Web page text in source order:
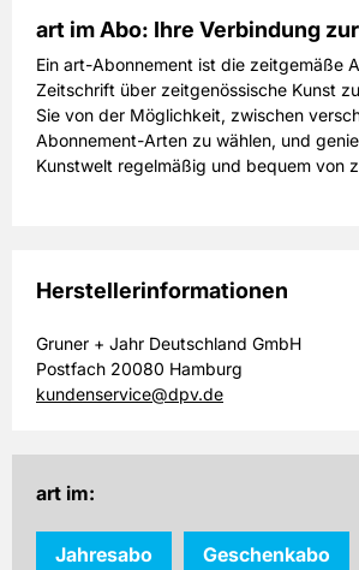
art im Abo: Ihre Verbindung
Ein art-Abonnement ist die zeitgemäße
Zeitschrift über zeitgenössische Kunst
Sie von der Möglichkeit, zwischen
Abonnement-Arten zu wählen, und
Kunstwelt regelmäßig und bequem von
Herstellerinformationen
Gruner + Jahr Deutschland GmbH
Postfach 20080 Hamburg
kundenservice@dpv.de
art im:
Jahresabo Geschenkabo